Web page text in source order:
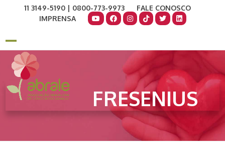
11 3149-5190 | 0800-773-9973
FALE CONOSCO
IMPRENSA
Open
mobile
menu
Close
mobile
menu
FRESENIUS